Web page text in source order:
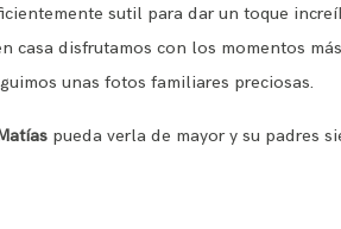
sutil para dar un toque
casa disfrutamos con los momentos
unas fotos familiares preciosas.
pueda verla de mayor y su padres